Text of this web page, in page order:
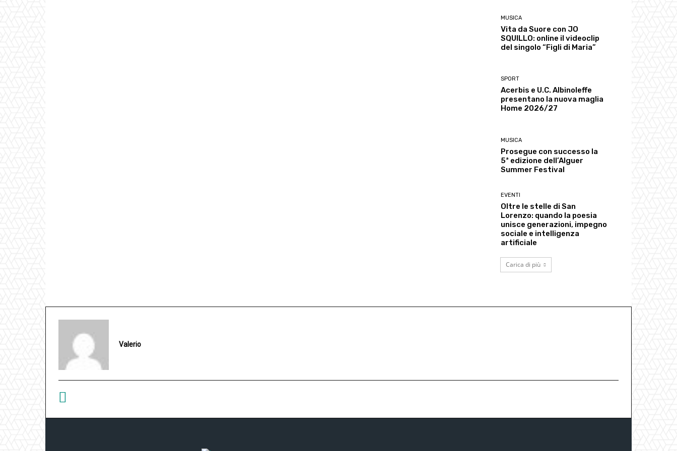
MUSICA
Vita da Suore con JO
SQUILLO: online il videoclip
del singolo “Figli di Maria”
SPORT
Acerbis e U.C. Albinoleffe
presentano la nuova maglia
Home 2026/27
MUSICA
Prosegue con successo la
5ª edizione dell’Alguer
Summer Festival
EVENTI
Oltre le stelle di San
Lorenzo: quando la poesia
unisce generazioni, impegno
sociale e intelligenza
artificiale
Carica di più
Valerio